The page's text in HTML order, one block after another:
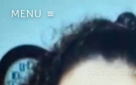
MENU
JUNE 20,